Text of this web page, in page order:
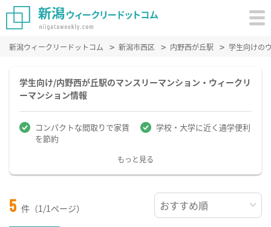
新潟ウィークリードットコム 新潟市西区 内野西が丘駅 学生向けの
学生向け/内野西が丘駅のマンスリーマンション・ウィークリ
ーマンション情報
コンパクトな間取りで家賃
を節約
学校・大学に近く通学便利
もっと見る
5 件（1/1ページ）